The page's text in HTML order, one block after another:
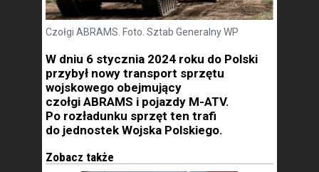
Czołgi ABRAMS. Foto. Sztab Generalny WP
W dniu 6 stycznia 2024 roku do Polski
przybył nowy transport sprzętu
wojskowego obejmujący
czołgi ABRAMS i pojazdy M-ATV.
Po rozładunku sprzęt ten trafi
do jednostek Wojska Polskiego.
Zobacz także